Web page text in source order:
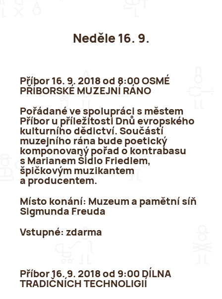
Neděle 16. 9.
Příbor 16. 9. 2018 od 8:00 OSMÉ
PŘÍBORSKÉ MUZEJNÍ RÁNO
Pořádané ve spolupráci s městem
Příbor u příležitosti Dnů evropského
kulturního dědictví. Součástí
muzejního rána bude poetický
komponovaný pořad o kontrabasu
s Marianem Šidlo Friedlem,
špičkovým muzikantem
a producentem.
Místo konání: Muzeum a pamětní síň
Sigmunda Freuda
Vstupné: zdarma
Příbor 16. 9. 2018 od 9:00 DÍLNA
TRADIČNÍCH TECHNOLIGIÍ